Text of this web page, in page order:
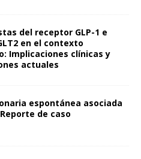
del receptor GLP-1 e
en el contexto
Implicaciones clínicas y
actuales
espontánea asociada
de caso